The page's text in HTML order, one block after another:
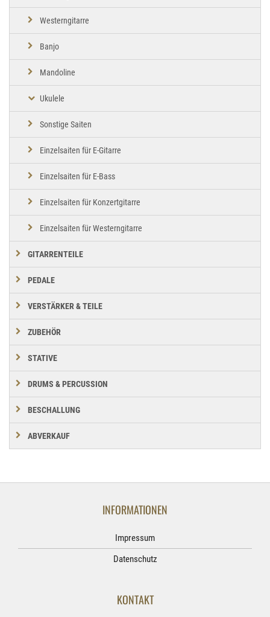
Westerngitarre
Banjo
Mandoline
Ukulele
Sonstige Saiten
Einzelsaiten für E-Gitarre
Einzelsaiten für E-Bass
Einzelsaiten für Konzertgitarre
Einzelsaiten für Westerngitarre
GITARRENTEILE
PEDALE
VERSTÄRKER & TEILE
ZUBEHÖR
STATIVE
DRUMS & PERCUSSION
BESCHALLUNG
ABVERKAUF
INFORMATIONEN
Impressum
Datenschutz
KONTAKT